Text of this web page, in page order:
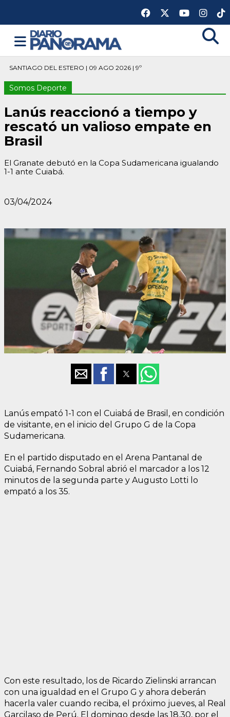
SANTIAGO DEL ESTERO | 09 AGO 2026 | 9º
Somos Deporte
Lanús reaccionó a tiempo y
rescató un valioso empate en
Brasil
El Granate debutó en la Copa Sudamericana igualando
1-1 ante Cuiabá.
03/04/2024
Lanús empató 1-1 con el Cuiabá de Brasil, en condición
de visitante, en el inicio del Grupo G de la Copa
Sudamericana.
En el partido disputado en el Arena Pantanal de
Cuiabá, Fernando Sobral abrió el marcador a los 12
minutos de la segunda parte y Augusto Lotti lo
empató a los 35.
Con este resultado, los de Ricardo Zielinski arrancan
con una igualdad en el Grupo G y ahora deberán
hacerla valer cuando reciba, el próximo jueves, al Real
Garcilaso de Perú. El domingo desde las 18.30, por el